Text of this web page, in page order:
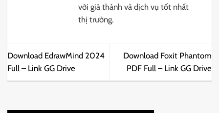
với giá thành và dịch vụ tốt nhất
thị trường.
Download EdrawMind 2024
Full – Link GG Drive
Download Foxit Phantom
PDF Full – Link GG Drive